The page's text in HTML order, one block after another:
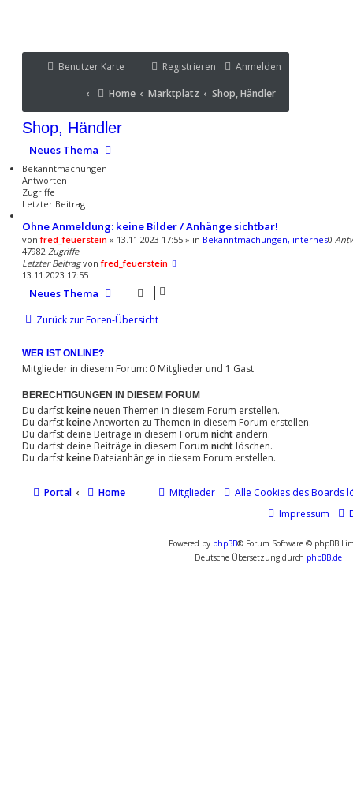
Benutzer Karte Anmelden
Registrieren
Portal
Home Marktplatz Shop, Händler
Benutzer Karte
Home Marktplatz Shop, Händler
Shop, Händler
Neues Thema
Bekanntmachungen
Antworten
Zugriffe
Letzter Beitrag
Ohne Anmeldung: keine Bilder / Anhänge sichtbar!
vonfred_feuerstein » 13.11.2023 17:55 » in Bekanntmachungen, internes0
47982 Zugriffe
Letzter Beitragvonfred_feuerstein
13.11.2023 17:55
Neues Thema
Zurück zur Foren-Übersicht
WER IST ONLINE?
Mitglieder in diesem Forum: 0 Mitglieder und 1 Gast
BERECHTIGUNGEN IN DIESEM FORUM
Du darfstkeine neuen Themen in diesem Forum erstellen.
Du darfstkeineAntworten zu Themen in diesem Forum erstellen.
Du darfst deine Beiträge in diesem Forum nicht ändern.
Du darfst deine Beiträge in diesem Forum nicht löschen.
Du darfstkeine Dateianhänge in diesem Forum erstellen.
Portal Home Alle Cookies des Boards
Mitglieder
Impressum
Powered by phpBB® Forum Software © phpBB
Deutsche Übersetzung durch phpBB.de